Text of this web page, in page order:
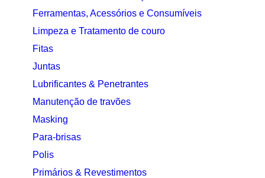
Ferramentas, Acessórios e Consumíveis
Limpeza e Tratamento de couro
Fitas
Juntas
Lubrificantes & Penetrantes
Manutenção de travões
Masking
Para-brisas
Polis
Primários & Revestimentos